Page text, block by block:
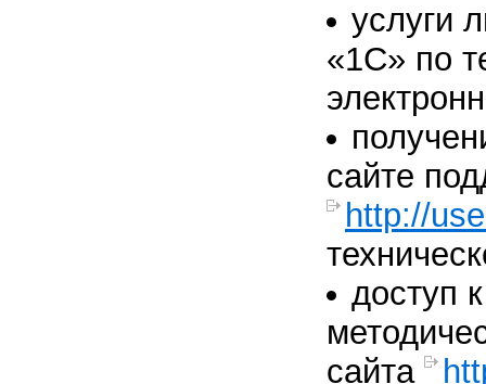
услуги
«1C» по
сайте
http://
доступ
сайта